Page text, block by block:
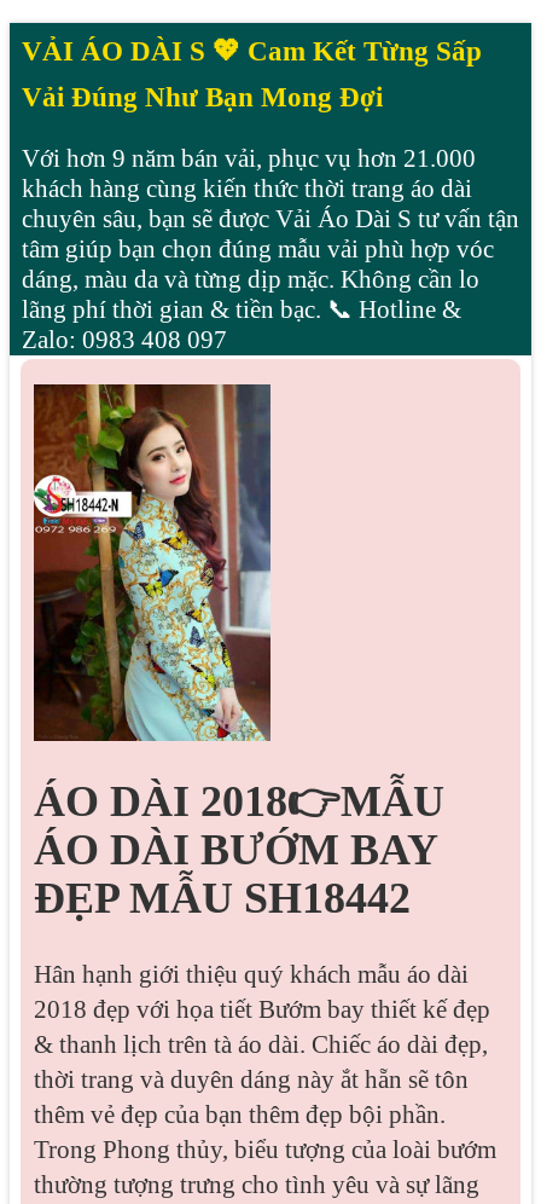
VẢI ÁO DÀI S 💖 Cam Kết Từng Sấp
Vải Đúng Như Bạn Mong Đợi
Với hơn 9 năm bán vải, phục vụ hơn 21.000
khách hàng cùng kiến thức thời trang áo dài
chuyên sâu, bạn sẽ được Vải Áo Dài S tư vấn tận
tâm giúp bạn chọn đúng mẫu vải phù hợp vóc
dáng, màu da và từng dịp mặc. Không cần lo
lãng phí thời gian & tiền bạc. 📞 Hotline &
Zalo: 0983 408 097
ÁO DÀI 2018👉MẪU
ÁO DÀI BƯỚM BAY
ĐẸP MẪU SH18442
Hân hạnh giới thiệu quý khách mẫu áo dài
2018 đẹp với họa tiết Bướm bay thiết kế đẹp
& thanh lịch trên tà áo dài. Chiếc áo dài đẹp,
thời trang và duyên dáng này ắt hẵn sẽ tôn
thêm vẻ đẹp của bạn thêm đẹp bội phần.
Trong Phong thủy, biểu tượng của loài bướm
thường tượng trưng cho tình yêu và sự lãng